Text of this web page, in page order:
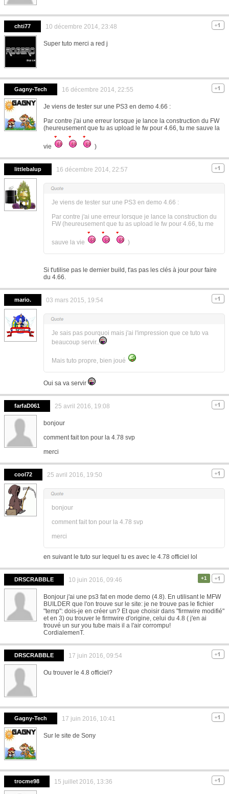
chti77 10 décembre 2014, 23:48
Super tuto merci a red j
Gagny-Tech 16 décembre 2014, 22:55
Je viens de tester sur une PS3 en demo 4.66 :
Par contre j'ai une erreur lorsque je lance la construction du FW
(heureusement que tu as upload le fw pour 4.66, tu me sauve la
vie )
littlebalup 16 décembre 2014, 22:57
Je viens de tester sur une PS3 en demo 4.66 :
Par contre j'ai une erreur lorsque je lance la construction du
FW (heureusement que tu as upload le fw pour 4.66, tu me
sauve la vie )
Si t'utilise pas le dernier build, t'as pas les clés à jour pour faire
du 4.66.
mario. 03 mars 2015, 19:54
Je sais pas pourquoi mais j'ai l'impression que ce tuto va
beaucoup servir..
Mais tuto propre, bien joué
Oui sa va servir
farfaD061 25 avril 2016, 19:08
bonjour
comment fait ton pour la 4.78 svp
merci
cool72 25 avril 2016, 19:50
bonjour
comment fait ton pour la 4.78 svp
merci
en suivant le tuto sur lequel tu es avec le 4.78 officiel lol
DRSCRABBLE 10 juin 2016, 09:46 +1
Bonjour j'ai une ps3 fat en mode demo (4.8). En utilisant le MFW
BUILDER que l'on trouve sur le site: je ne trouve pas le fichier
"temp": dois-je en créer un? Et que choisir dans "firmwire modifié"
et en 3) ou trouver le firmwire d'origine, celui du 4.8 ( j'en ai
trouvé un sur you tube mais il a l'air corrompu!
CordialemenT.
DRSCRABBLE 17 juin 2016, 09:54
Ou trouver le 4.8 officiel?
Gagny-Tech 17 juin 2016, 10:41
Sur le site de Sony
trocme98 15 juillet 2016, 13:36